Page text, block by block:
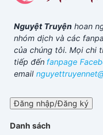
Nguyệt Truyện hoan
nhóm dịch và các
của chúng tôi. Mọi chi
tiếp đến fanpage
email
Đăng nhập/Đăng ký
Danh sách